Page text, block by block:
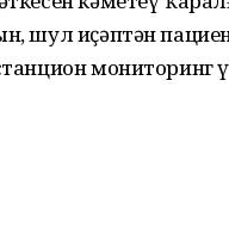
шул иҫәптән
мониторинг